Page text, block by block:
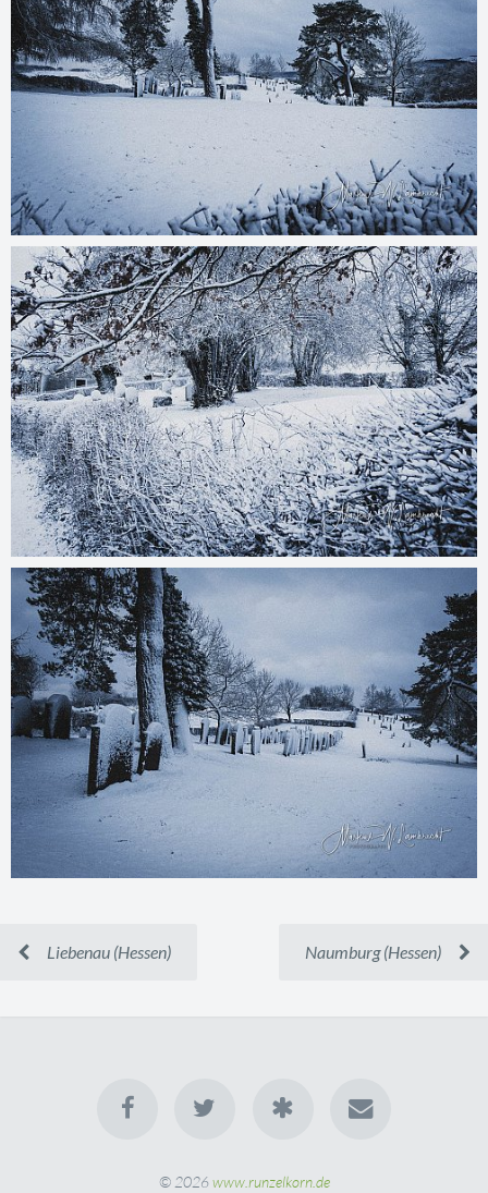
Liebenau (Hessen) Naumburg (Hessen)
© 2026www.runzelkorn.de